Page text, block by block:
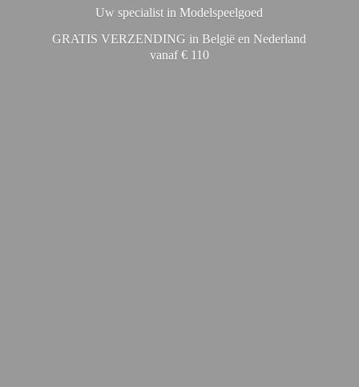
Uw specialist in Modelspeelgoed
GRATIS VERZENDING in België en Nederland
vanaf € 110